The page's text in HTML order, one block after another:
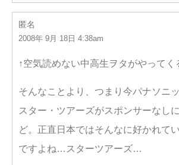
匿名
2008年 9月 18日 4:38am
↑空気読めない中高生ヲタがやってく
そんなことより、つまり今パナソニ
スター・ツアーズがスポンサーなし
ど。正直日本ではそんなに好かれて
ですよね…スターツアーズ…